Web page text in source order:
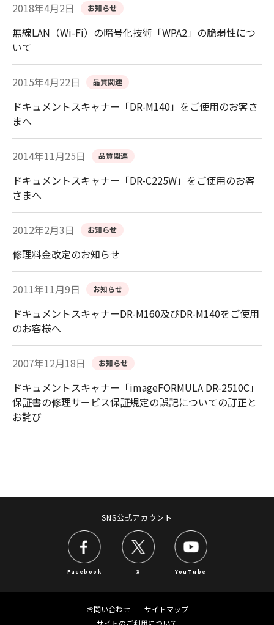
2018年4月2日 お知らせ
無線LAN（Wi-Fi）の暗号化技術「WPA2」の脆弱性につ
いて
2015年4月22日 品質関連
ドキュメントスキャナー「DR-M140」をご使用のお客さ
まへ
2014年11月25日 品質関連
ドキュメントスキャナー「DR-C225W」をご使用のお客
さまへ
2012年2月3日 お知らせ
修理料金改定のお知らせ
2011年11月9日 お知らせ
ドキュメントスキャナーDR-M160及びDR-M140をご使用
のお客様へ
2007年12月18日 お知らせ
ドキュメントスキャナー「imageFORMULA DR-2510C」
保証書の修理サービス保証規定の誤記についての訂正と
お詫び
SNS公式アカウント
Facebook X YouTube
お問い合わせ
サイトマップ
サイトのご利用について